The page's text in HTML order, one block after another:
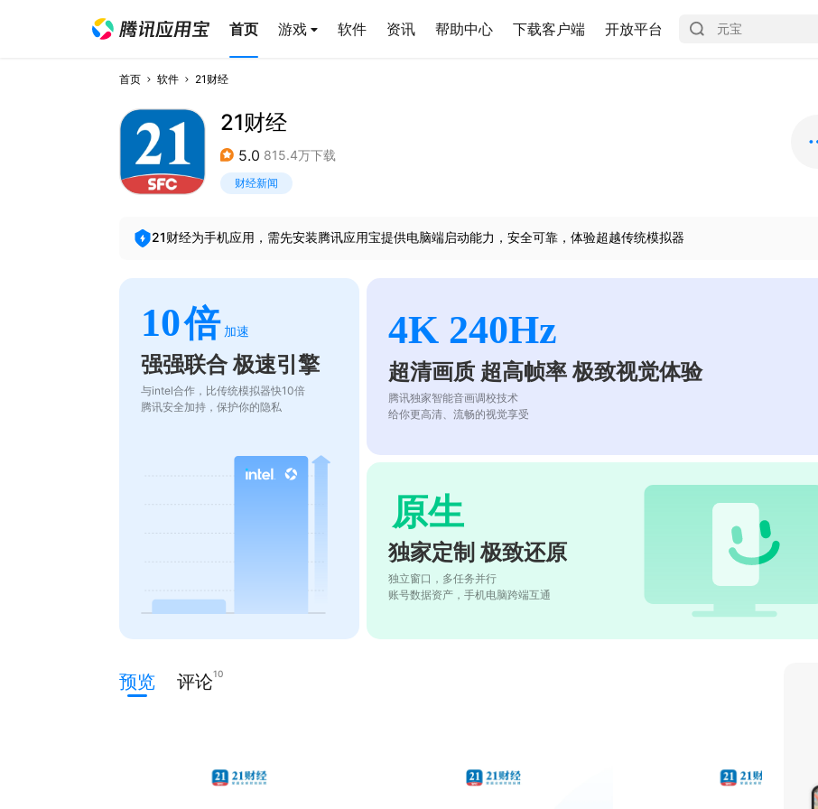
首页 游戏 软件 资讯 帮助中心 下载客户端 开放平台
首页 软件 21财经
21财经
5.0 815.4万下载
财经新闻
21财经为手机应用，需先安装腾讯应用宝提供电脑端启动能力，安全可靠，体验超越传统模拟器
10倍 加速
强强联合 极速引擎
与intel合作，比传统模拟器快10倍
腾讯安全加持，保护你的隐私
4K 240Hz
超清画质 超高帧率 极致视觉体验
腾讯独家智能音画调校技术
给你更高清、流畅的视觉享受
原生
独家定制 极致还原
独立窗口，多任务并行
账号数据资产，手机电脑跨端互通
预览 评论10